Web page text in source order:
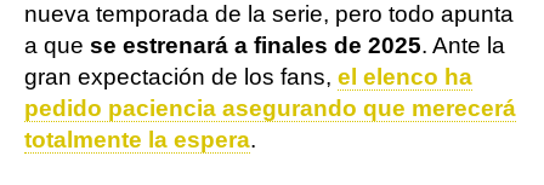
nueva temporada de la serie, pero todo apunta
a que se estrenará a finales de 2025. Ante la
gran expectación de los fans, el elenco ha
pedido paciencia asegurando que merecerá
totalmente la espera.